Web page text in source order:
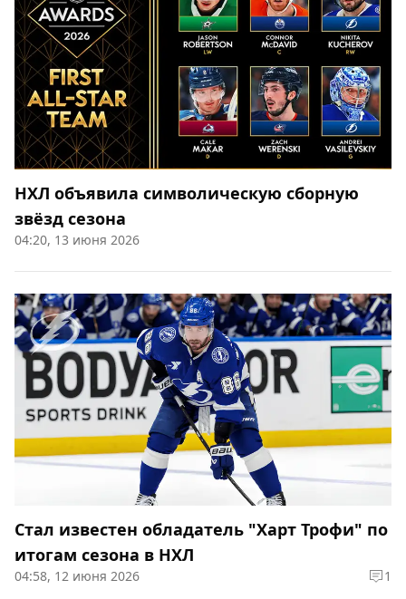
НХЛ объявила символическую сборную
звёзд сезона
04:20, 13 июня 2026
Стал известен обладатель "Харт Трофи" по
итогам сезона в НХЛ
04:58, 12 июня 2026 1